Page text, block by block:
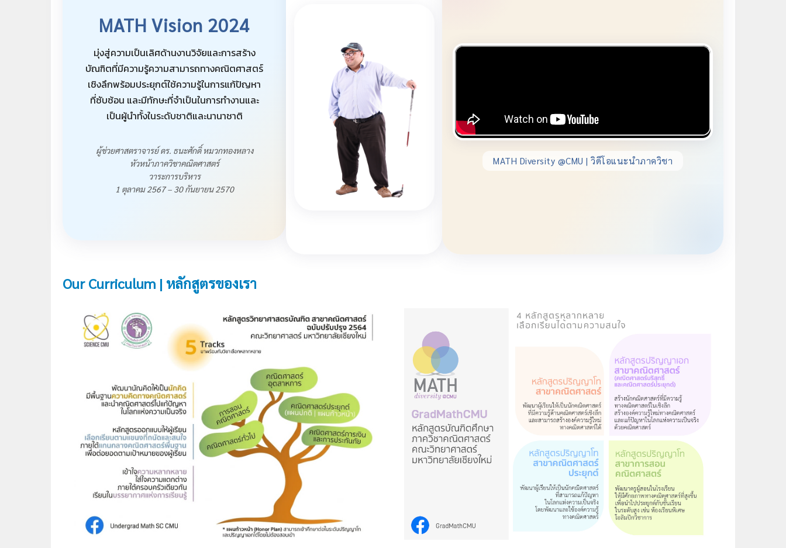
MATH Vision 2024
มุ่งสู่ความเป็นเลิศด้านงานวิจัยและการสร้าง
บัณฑิตที่มีความรู้ความสามารถทางคณิตศาสตร์
เชิงลึกพร้อมประยุกต์ใช้ความรู้ในการแก้ปัญหา
ที่ซับซ้อน และมีทักษะที่จำเป็นในการทำงานและ
เป็นผู้นำทั้งในระดับชาติและนานาชาติ
ผู้ช่วยศาสตราจารย์ ดร. ธนะศักดิ์ หมวกทองหลาง
หัวหน้าภาควิชาคณิตศาสตร์
วาระการบริหาร
1 ตุลาคม 2567 – 30 กันยายน 2570
MATH Diversity @CMU | วิดีโอแนะนำภาควิชา
Our Curriculum | หลักสูตรของเรา